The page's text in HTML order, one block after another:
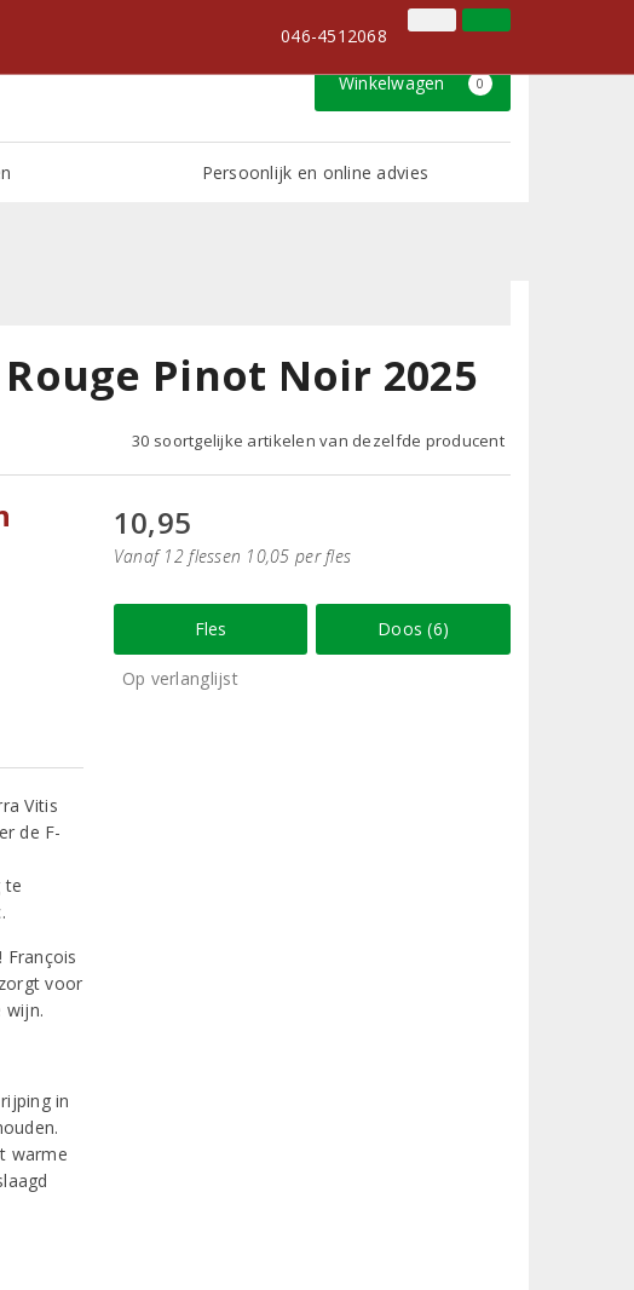
046-4512068 Inloggen Klantenservice
Winkelwagen 0
Persoonlijk en online advies
046-4512068
Pinot Noir 2025
30 soortgelijke artikelen van dezelfde producent
de F-
te
François
voor
wijn.
in
warme
10,95
Vanaf 12 flessen 10,05 per fles
Fles Doos (6)
Op verlanglijst